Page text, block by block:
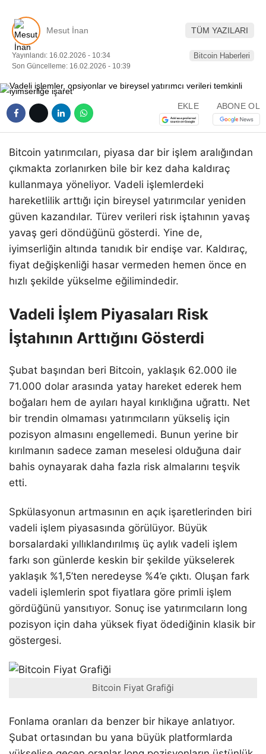
Mesut İnan TÜM YAZILARI
Yayınlandı: 16.02.2026 - 10:34
Son Güncelleme: 16.02.2026 - 10:39
Bitcoin Haberleri
EKLE ABONE OL
Bitcoin yatırımcıları, piyasa dar bir işlem aralığından
çıkmakta zorlanırken bile bir kez daha kaldıraç
kullanmaya yöneliyor. Vadeli işlemlerdeki
hareketlilik arttığı için bireysel yatırımcılar yeniden
güven kazandılar. Türev verileri risk iştahının yavaş
yavaş geri döndüğünü gösterdi. Yine de,
iyimserliğin altında tanıdık bir endişe var. Kaldıraç,
fiyat değişkenliği hasar vermeden hemen önce en
hızlı şekilde yükselme eğilimindedir.
Vadeli İşlem Piyasaları Risk
İştahının Arttığını Gösterdi
Şubat başından beri Bitcoin, yaklaşık 62.000 ile
71.000 dolar arasında yatay hareket ederek hem
boğaları hem de ayıları hayal kırıklığına uğrattı. Net
bir trendin olmaması yatırımcıların yükseliş için
pozisyon almasını engellemedi. Bunun yerine bir
kırılmanın sadece zaman meselesi olduğuna dair
bahis oynayarak daha fazla risk almalarını teşvik
etti.
Spkülasyonun artmasının en açık işaretlerinden biri
vadeli işlem piyasasında görülüyor. Büyük
borsalardaki yıllıklandırılmış üç aylık vadeli işlem
farkı son günlerde keskin bir şekilde yükselerek
yaklaşık %1,5’ten neredeyse %4’e çıktı. Oluşan fark
vadeli işlemlerin spot fiyatlara göre primli işlem
gördüğünü yansıtıyor. Sonuç ise yatırımcıların long
pozisyon için daha yüksek fiyat ödediğinin klasik bir
göstergesi.
Bitcoin Fiyat Grafiği
Fonlama oranları da benzer bir hikaye anlatıyor.
Şubat ortasından bu yana büyük platformlarda